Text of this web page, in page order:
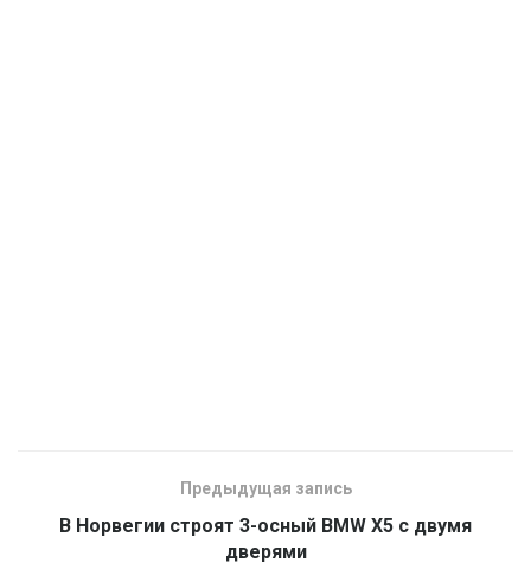
Предыдущая запись
В Норвегии строят 3-осный BMW X5 с двумя
дверями